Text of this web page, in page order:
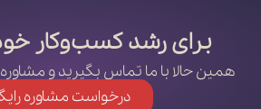
برای رشد کسب‌وکار خود
همین حالا با ما تماس بگیرید و مشاوره
درخواست مشاوره